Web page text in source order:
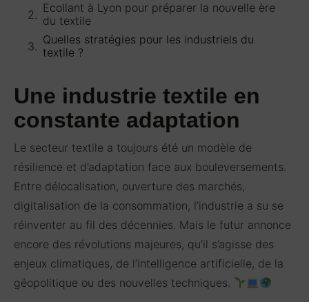
Ecollant à Lyon pour préparer la nouvelle ère
du textile
Quelles stratégies pour les industriels du
textile ?
Une industrie textile en
constante adaptation
Le secteur textile a toujours été un modèle de
résilience et d’adaptation face aux bouleversements.
Entre délocalisation, ouverture des marchés,
digitalisation de la consommation, l’industrie a su se
réinventer au fil des décennies. Mais le futur annonce
encore des révolutions majeures, qu’il s’agisse des
enjeux climatiques, de l’intelligence artificielle, de la
géopolitique ou des nouvelles techniques.